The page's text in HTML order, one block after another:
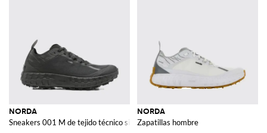
NORDA
Sneakers 001 M de tejido técnico sin costuras
NORDA
Zapatillas hombre